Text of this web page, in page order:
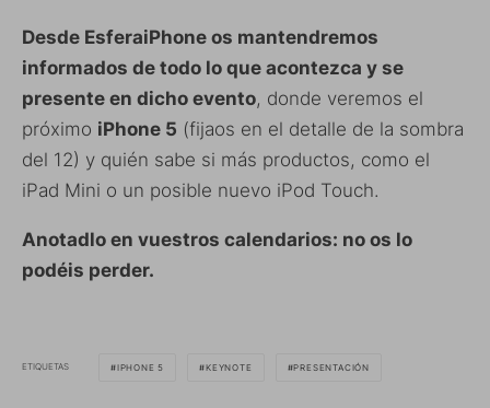
Desde EsferaiPhone os mantendremos
informados de todo lo que acontezca y se
presente en dicho evento, donde veremos el
próximo iPhone 5 (fijaos en el detalle de la sombra
del 12) y quién sabe si más productos, como el
iPad Mini o un posible nuevo iPod Touch.
Anotadlo en vuestros calendarios: no os lo
podéis perder.
ETIQUETAS IPHONE 5 KEYNOTE PRESENTACIÓN